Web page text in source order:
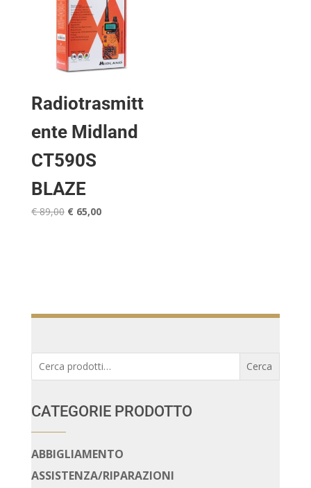
Radiotrasmitt
ente Midland
CT590S
BLAZE
€89,00 Il
€65,00Il
Cerca
CATEGORIE PRODOTTO
ABBIGLIAMENTO
ASSISTENZA/RIPARAZIONI